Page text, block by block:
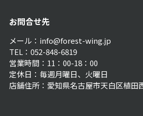
お問合せ先
メール：info@forest-wing.jp
TEL：052-848-6819
営業時間：11：00-18：00
定休日：毎週月曜日、火曜日
店舗住所：愛知県名古屋市天白区植田